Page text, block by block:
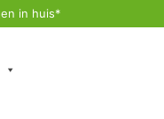
in huis*